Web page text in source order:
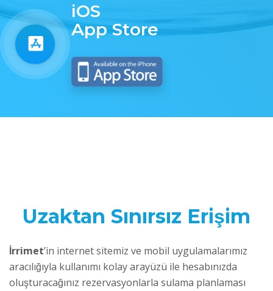
iOS
App Store
Uzaktan Sınırsız Erişim
İrrimet’in internet sitemiz ve mobil uygulamalarımız
aracılığıyla kullanımı kolay arayüzü ile hesabınızda
oluşturacağınız rezervasyonlarla sulama planlaması